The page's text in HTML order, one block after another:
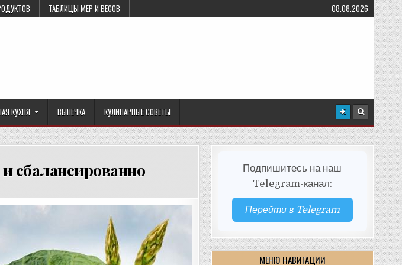
ТАБЛИЦЫ МЕР И ВЕСОВ 08.08.2026
КУХНЯ ВЫПЕЧКА КУЛИНАРНЫЕ СОВЕТЫ
сбалансированно
Подпишитесь на наш
Telegram-канал:
Перейти в Telegram
МЕНЮ НАВИГАЦИИ